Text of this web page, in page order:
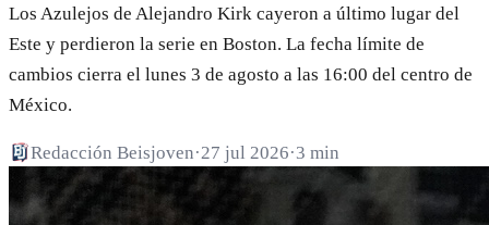
Los Azulejos de Alejandro Kirk cayeron a último lugar del
Este y perdieron la serie en Boston. La fecha límite de
cambios cierra el lunes 3 de agosto a las 16:00 del centro de
México.
Redacción Beisjoven·27 jul 2026·3 min